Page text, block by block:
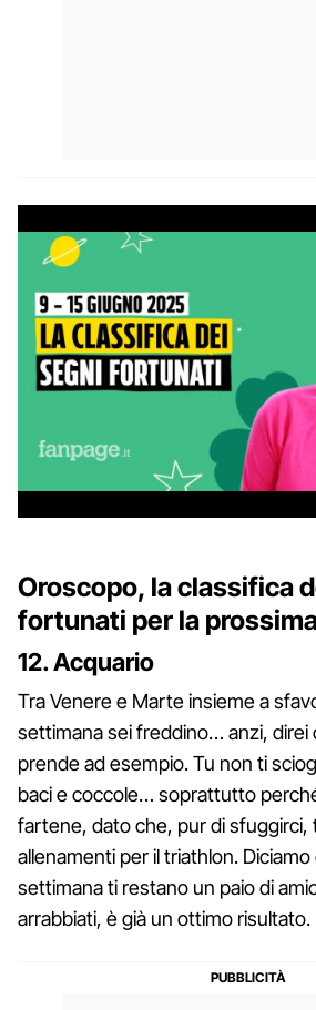
Oroscopo, la classifica
fortunati per la
12. Acquario
Tra Venere e Marte insieme a
settimana sei freddino… anzi, direi
prende ad esempio. Tu non ti
baci e coccole… soprattutto
fartene, dato che, pur di sfuggirci,
allenamenti per il triathlon.
settimana ti restano un paio di
arrabbiati, è già un ottimo risultato.